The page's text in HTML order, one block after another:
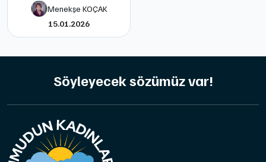
Menekşe KOÇAK
15.01.2026
Söyleyecek sözümüz var!